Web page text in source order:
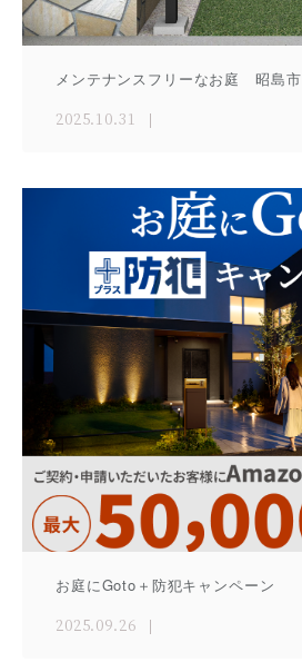
メンテナンスフリーなお庭 昭島市
2025.10.31
お庭にGoto＋防犯キャンペーン
2025.09.26